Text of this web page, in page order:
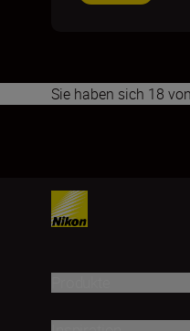
Sie haben sich 18